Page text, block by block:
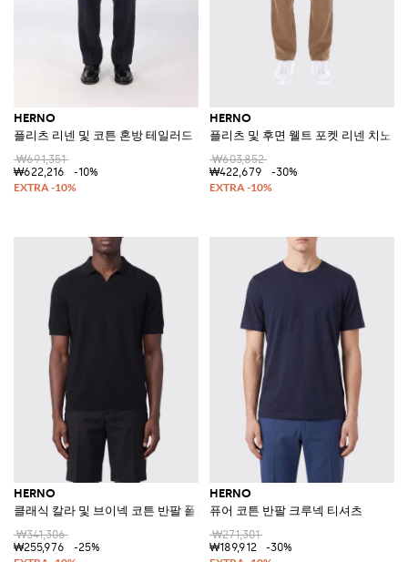
HERNO
플리츠 리넨 및 코튼 혼방 테일러드 팬츠
₩691,351
₩622,216
-10%
HERNO
플리츠 및 후면 웰트 포켓 리넨 치노
₩603,852
₩422,679
-30%
HERNO
클래식 칼라 및 브이넥 코튼 반팔 폴로 셔츠
₩341,306
₩255,976
-25%
HERNO
퓨어 코튼 반팔 크루넥 티셔츠
₩271,301
₩189,912
-30%